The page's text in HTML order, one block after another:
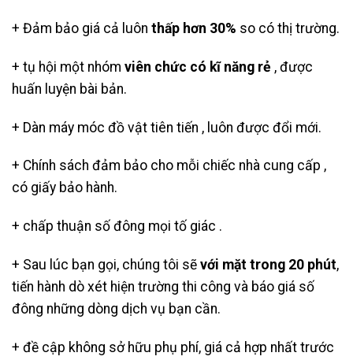
+ Đảm bảo giá cả luôn thấp hơn 30% so có thị trường.
+ tụ hội một nhóm viên chức có kĩ năng rẻ , được
huấn luyện bài bản.
+ Dàn máy móc đồ vật tiên tiến , luôn được đổi mới.
+ Chính sách đảm bảo cho mỗi chiếc nhà cung cấp ,
có giấy bảo hành.
+ chấp thuận số đông mọi tố giác .
+ Sau lúc bạn gọi, chúng tôi sẽ với mặt trong 20 phút,
tiến hành dò xét hiện trường thi công và báo giá số
đông những dòng dịch vụ bạn cần.
+ đề cập không sở hữu phụ phí, giá cả hợp nhất trước